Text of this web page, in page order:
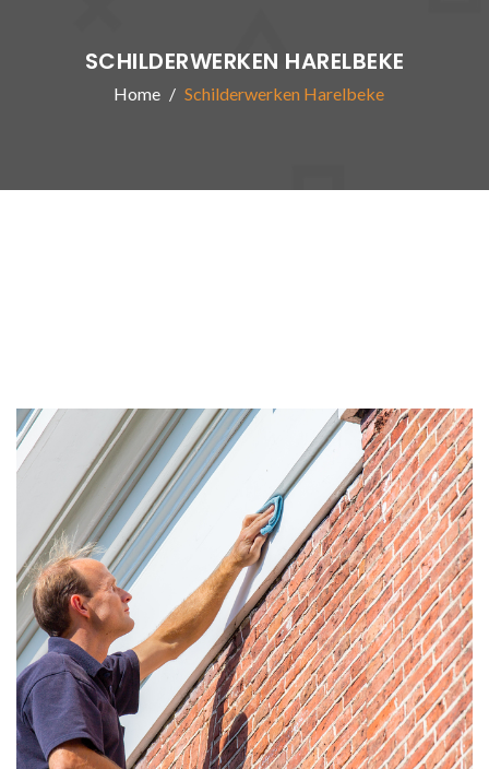
SCHILDERWERKEN HARELBEKE
Home Schilderwerken Harelbeke